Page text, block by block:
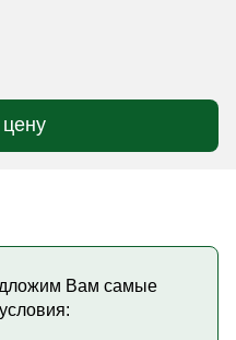
цену
Вам самые